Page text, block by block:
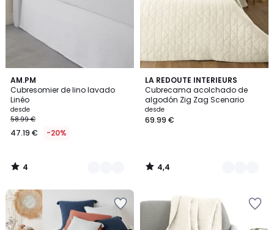
AM.PM
Cubresomier de lino lavado
Linéo
desde
58.99 €
47.19 € -20%
4
/
5
4
Colores
4
/
LA REDOUTE INTERIEURS
Cubrecama acolchado de
algodón Zig Zag Scenario
desde
69.99 €
4,4
/ 5
2
Colores
4,4
/